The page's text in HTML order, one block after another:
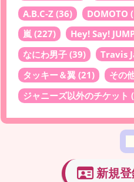
A.B.C-Z (36) DOMOTO
嵐 (227) Hey! Say!
なにわ男子 (39) Travis
タッキー＆翼 (21) その
ジャニーズ以外のチケット
新規登